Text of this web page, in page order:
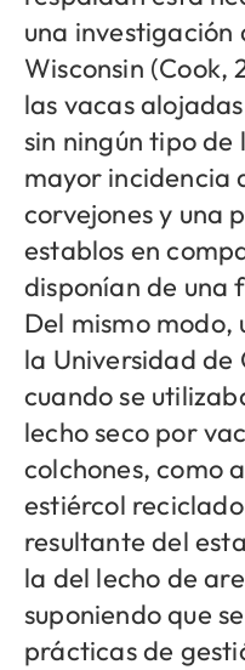
una investigación
Wisconsin (Cook,
las vacas
sin ningún tipo de
mayor incidencia
corvejones y una
establos en
disponían de una
Del mismo modo,
la Universidad de
cuando se
lecho seco por
colchones, como
estiércol
resultante del
la del lecho de
suponiendo que
prácticas de